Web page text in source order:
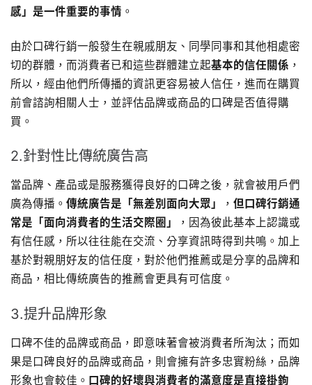
感」是一件重要的事情 。
由於口碑行銷一般發生在親戚朋友、同學同事和其他相處密
切的群體，而消費者已和這些群體建立起基本的信任關係 ，
所以，經由他們所傳播的資訊更容易被人信任，進而在購買
前會諮詢相關人士，並評估品牌或商品的口碑是否值得購
買。
2.針對性比傳統廣告高
當品牌、產品或是服務獲得良好的口碑之後，就會被用戶們
廣為傳播。 傳統廣告是「無差別面向大眾」 ， 但口碑行銷通
常是「面向消費者的生活交際圈」
，因為彼此基本上認識或
有信任感，所以往往能在交流、分享資訊時得到共鳴。加上
基於對親朋好友的信任度，對於他們推薦或是分享的品牌和
商品，相比傳統廣告的推薦會更具有可信度。
3.提升品牌形象
口碑不佳的品牌或商品，即意味著會被消費者所淘汰；而如
果是口碑良好的品牌或商品，則會擁有許多忠實粉絲，品牌
形象也會較佳。 口碑的好壞與消費者的滿意度是直接掛鉤